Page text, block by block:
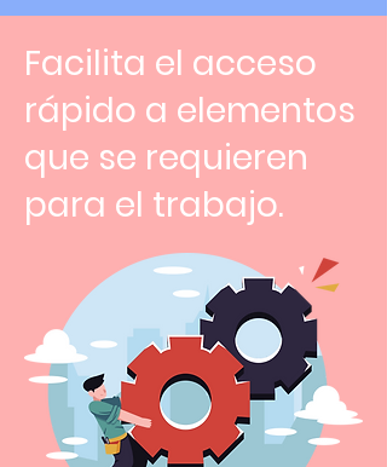
Facilita el acceso
rápido a elementos
que se requieren
para el trabajo.